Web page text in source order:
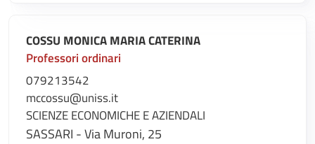
COSSU MONICA MARIA CATERINA
Professori ordinari
079213542
mccossu@uniss.it
SCIENZE ECONOMICHE E AZIENDALI
SASSARI - Via Muroni, 25